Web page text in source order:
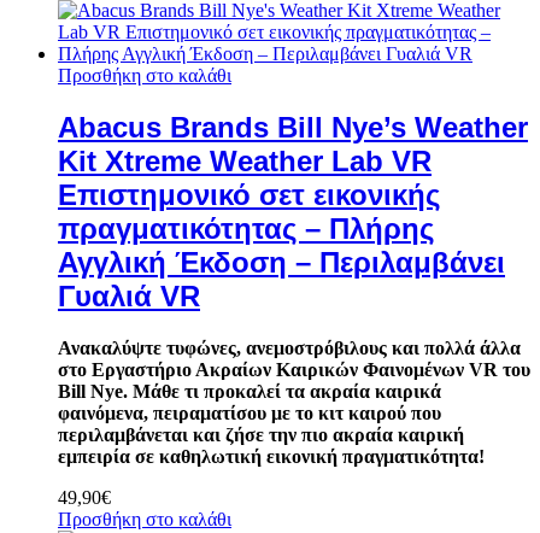
Προσθήκη στο καλάθι
Abacus Brands Bill Nye’s Weather
Kit Xtreme Weather Lab VR
Επιστημονικό σετ εικονικής
πραγματικότητας – Πλήρης
Αγγλική Έκδοση – Περιλαμβάνει
Γυαλιά VR
Ανακαλύψτε τυφώνες, ανεμοστρόβιλους και πολλά άλλα
στο Εργαστήριο Ακραίων Καιρικών Φαινομένων VR του
Bill Nye. Μάθε τι προκαλεί τα ακραία καιρικά
φαινόμενα, πειραματίσου με το κιτ καιρού που
περιλαμβάνεται και ζήσε την πιο ακραία καιρική
εμπειρία σε καθηλωτική εικονική πραγματικότητα!
49,90€
Προσθήκη στο καλάθι